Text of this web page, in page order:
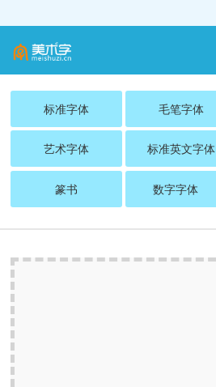
标准字体 毛笔字体
艺术字体 标准英文字体
篆书 数字字体